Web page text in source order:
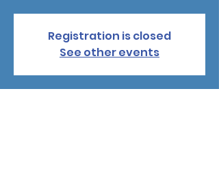
Registration is closed
See other events